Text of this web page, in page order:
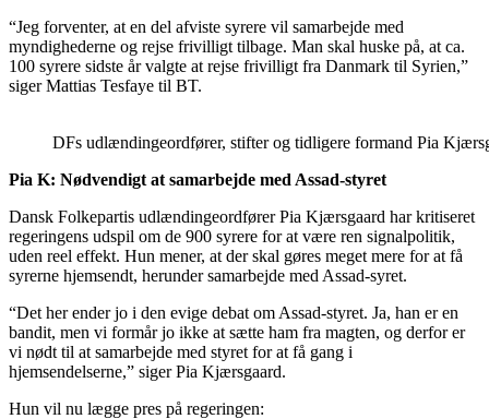
“Jeg forventer, at en del afviste syrere vil samarbejde med
myndighederne og rejse frivilligt tilbage. Man skal huske på, at ca.
100 syrere sidste år valgte at rejse frivilligt fra Danmark til Syrien,”
siger Mattias Tesfaye til BT.
DFs udlændingeordfører, stifter og tidligere formand Pia
Pia K: Nødvendigt at samarbejde med Assad-styret
Dansk Folkepartis udlændingeordfører Pia Kjærsgaard har kritiseret
regeringens udspil om de 900 syrere for at være ren signalpolitik,
uden reel effekt. Hun mener, at der skal gøres meget mere for at få
syrerne hjemsendt, herunder samarbejde med Assad-syret.
“Det her ender jo i den evige debat om Assad-styret. Ja, han er en
bandit, men vi formår jo ikke at sætte ham fra magten, og derfor er
vi nødt til at samarbejde med styret for at få gang i
hjemsendelserne,” siger Pia Kjærsgaard.
Hun vil nu lægge pres på regeringen: